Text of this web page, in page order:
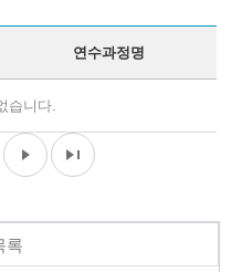
연수과정명
습니다.
록